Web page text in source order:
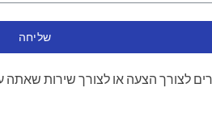
שליחה
לצורך הצעה או לצורך שירות